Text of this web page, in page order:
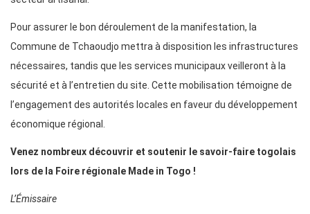
Pour assurer le bon déroulement de la manifestation, la
Commune de Tchaoudjo mettra à disposition les infrastructures
nécessaires, tandis que les services municipaux veilleront à la
sécurité et à l’entretien du site. Cette mobilisation témoigne de
l’engagement des autorités locales en faveur du développement
économique régional.
Venez nombreux découvrir et soutenir le savoir-faire togolais
lors de la Foire régionale Made in Togo !
L’Émissaire